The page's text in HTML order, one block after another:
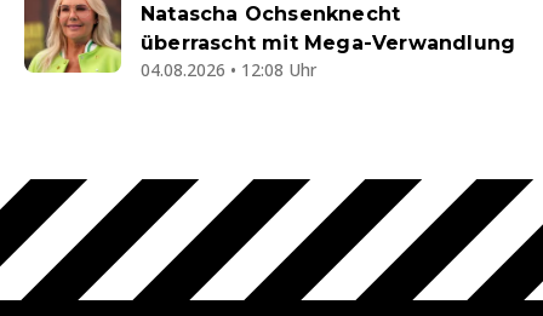
Natascha Ochsenknecht
überrascht mit Mega-Verwandlung
04.08.2026 • 12:08 Uhr